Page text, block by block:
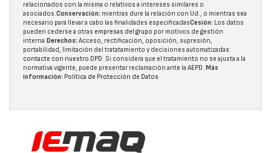
relacionados con la misma o relativos a intereses similares o
asociados.Conservación: mientras dure la relación con Ud., o mientras sea
necesario para llevar a cabo las finalidades especificadasCesión: Los datos
pueden cederse a otras empresas del grupo por motivos de gestión
interna.Derechos: Acceso, rectificación, oposición, supresión,
portabilidad, limitación del tratatamiento y decisiones automatizadas:
contacte con nuestro DPD. Si considera que el tratamiento no se ajusta a la
normativa vigente, puede presentar reclamación ante la AEPD. Más
información: Política de Protección de Datos